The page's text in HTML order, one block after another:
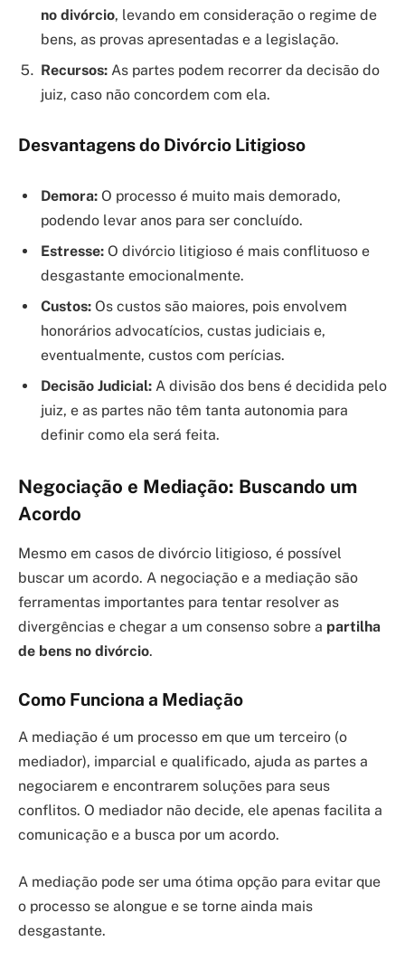
no divórcio, levando em consideração o regime de
bens, as provas apresentadas e a legislação.
Recursos: As partes podem recorrer da decisão do
juiz, caso não concordem com ela.
Desvantagens do Divórcio Litigioso
Demora: O processo é muito mais demorado,
podendo levar anos para ser concluído.
Estresse: O divórcio litigioso é mais conflituoso e
desgastante emocionalmente.
Custos: Os custos são maiores, pois envolvem
honorários advocatícios, custas judiciais e,
eventualmente, custos com perícias.
Decisão Judicial: A divisão dos bens é decidida pelo
juiz, e as partes não têm tanta autonomia para
definir como ela será feita.
Negociação e Mediação: Buscando um
Acordo
Mesmo em casos de divórcio litigioso, é possível
buscar um acordo. A negociação e a mediação são
ferramentas importantes para tentar resolver as
divergências e chegar a um consenso sobre a partilha
de bens no divórcio.
Como Funciona a Mediação
A mediação é um processo em que um terceiro (o
mediador), imparcial e qualificado, ajuda as partes a
negociarem e encontrarem soluções para seus
conflitos. O mediador não decide, ele apenas facilita a
comunicação e a busca por um acordo.
A mediação pode ser uma ótima opção para evitar que
o processo se alongue e se torne ainda mais
desgastante.